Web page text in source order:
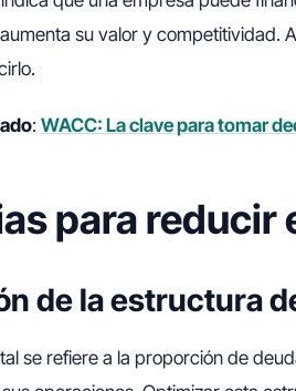
su valor y competitividad.
: WACC: La clave para tomar
para reducir
de la estructura
se refiere a la proporción de